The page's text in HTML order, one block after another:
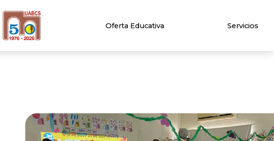
Oferta Educativa Servicios